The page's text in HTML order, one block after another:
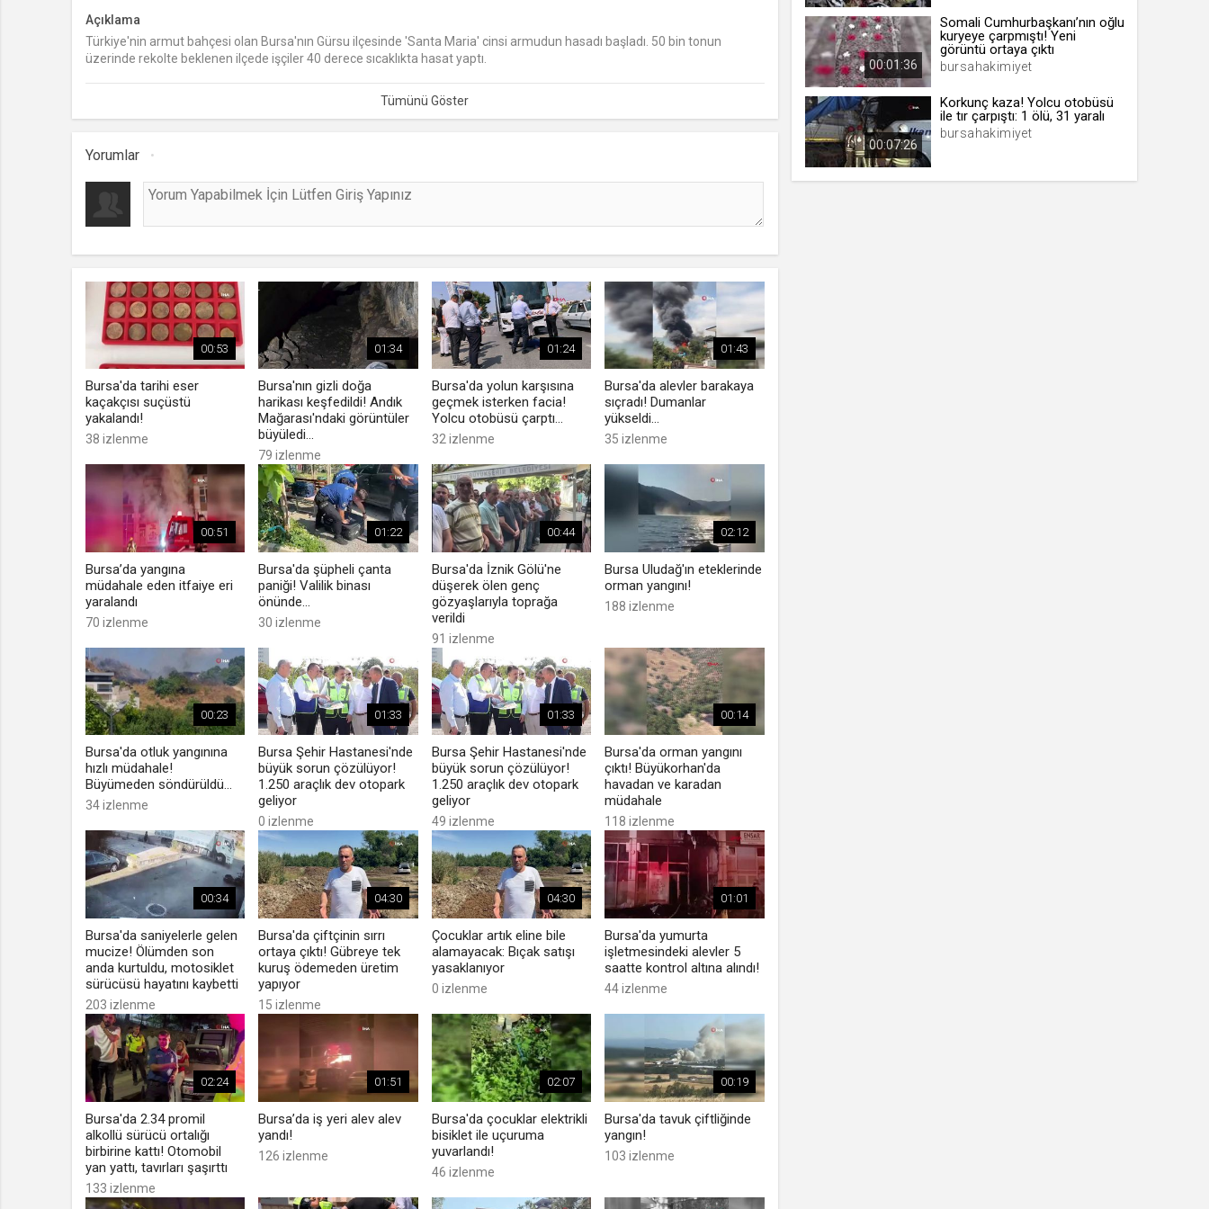
Açıklama
Türkiye'nin armut bahçesi olan Bursa'nın Gürsu ilçesinde 'Santa Maria' cinsi armudun hasadı başladı. 50 bin tonun
üzerinde rekolte beklenen ilçede işçiler 40 derece sıcaklıkta hasat yaptı.
Yorumlar
00:53
Bursa'da tarihi eser
kaçakçısı suçüstü
yakalandı!
38 izlenme
01:34
Bursa'nın gizli doğa
harikası keşfedildi! Andık
Mağarası'ndaki görüntüler
büyüledi...
79 izlenme
01:24
Bursa'da yolun karşısına
geçmek isterken facia!
Yolcu otobüsü çarptı...
32 izlenme
01:43
Bursa'da alevler barakaya
sıçradı! Dumanlar
yükseldi...
35 izlenme
00:51
Bursa’da yangına
müdahale eden itfaiye eri
yaralandı
70 izlenme
01:22
Bursa'da şüpheli çanta
paniği! Valilik binası
önünde...
30 izlenme
00:44
Bursa'da İznik Gölü'ne
düşerek ölen genç
gözyaşlarıyla toprağa
verildi
91 izlenme
02:12
Bursa Uludağ'ın eteklerinde
orman yangını!
188 izlenme
00:23
Bursa'da otluk yangınına
hızlı müdahale!
Büyümeden söndürüldü...
34 izlenme
01:33
Bursa Şehir Hastanesi'nde
büyük sorun çözülüyor!
1.250 araçlık dev otopark
geliyor
0 izlenme
01:33
Bursa Şehir Hastanesi'nde
büyük sorun çözülüyor!
1.250 araçlık dev otopark
geliyor
49 izlenme
00:14
Bursa'da orman yangını
çıktı! Büyükorhan'da
havadan ve karadan
müdahale
118 izlenme
00:34
Bursa'da saniyelerle gelen
mucize! Ölümden son
anda kurtuldu, motosiklet
sürücüsü hayatını kaybetti
203 izlenme
04:30
Bursa'da çiftçinin sırrı
ortaya çıktı! Gübreye tek
kuruş ödemeden üretim
yapıyor
15 izlenme
04:30
Çocuklar artık eline bile
alamayacak: Bıçak satışı
yasaklanıyor
0 izlenme
01:01
Bursa'da yumurta
işletmesindeki alevler 5
saatte kontrol altına alındı!
44 izlenme
02:24
Bursa'da 2.34 promil
alkollü sürücü ortalığı
birbirine kattı! Otomobil
yan yattı, tavırları şaşırttı
133 izlenme
01:51
Bursa’da iş yeri alev alev
yandı!
126 izlenme
02:07
Bursa'da çocuklar elektrikli
bisiklet ile uçuruma
yuvarlandı!
46 izlenme
00:19
Bursa'da tavuk çiftliğinde
yangın!
103 izlenme
00:01:36
Somali Cumhurbaşkanı’nın oğlu
kuryeye çarpmıştı! Yeni
görüntü ortaya çıktı
bursahakimiyet
00:07:26
Korkunç kaza! Yolcu otobüsü
ile tır çarpıştı: 1 ölü, 31 yaralı
bursahakimiyet